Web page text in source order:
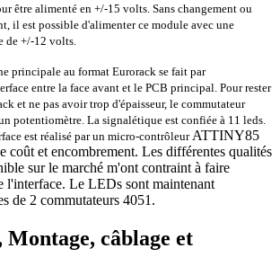
être alimenté en +/-15 volts. Sans changement ou
il est possible d'alimenter ce module avec une
de +/-12 volts.
principale au format Eurorack se fait par
entre la face avant et le PCB principal. Pour rester
et ne pas avoir trop d'épaisseur, le commutateur
potentiomètre. La signalétique est confiée à 11 leds.
est réalisé par un micro-contrôleur ATTINY85
coût et encombrement. Les différentes qualités
sur le marché m'ont contraint à faire
l'interface. Le LEDs sont maintenant
de 2 commutateurs 4051.
Montage, câblage et